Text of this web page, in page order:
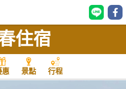
住宿
惠 景點 行程